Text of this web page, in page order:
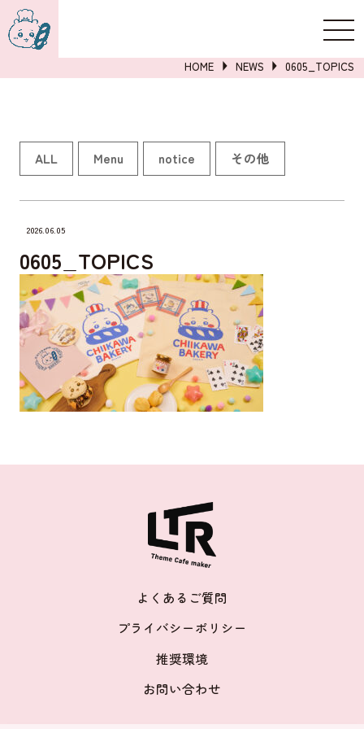
詳しくはこちら
HOME NEWS 0605_TOPICS
ALL Menu notice その他
2026.06.05
0605_TOPICS
よくあるご質問
プライバシーポリシー
推奨環境
お問い合わせ